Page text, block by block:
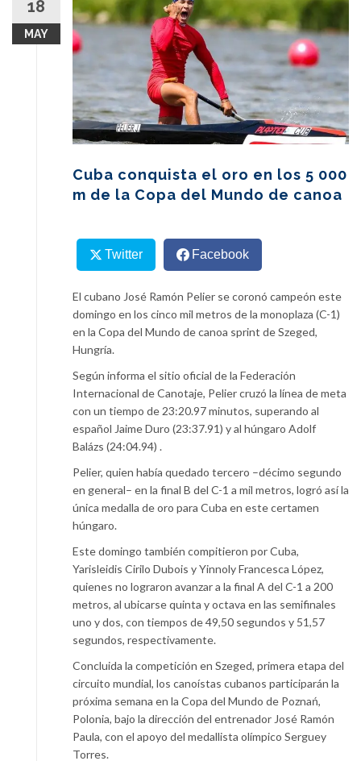
content
18
MAY
Cuba conquista el oro en los 5 000
m de la Copa del Mundo de canoa
Twitter Facebook
El cubano José Ramón Pelier se coronó campeón este
domingo en los cinco mil metros de la monoplaza (C-1)
en la Copa del Mundo de canoa sprint de Szeged,
Hungría.
Según informa el sitio oficial de la Federación
Internacional de Canotaje, Pelier cruzó la línea de meta
con un tiempo de 23:20.97 minutos, superando al
español Jaime Duro (23:37.91) y al húngaro Adolf
Balázs (24:04.94) .
Pelier, quien había quedado tercero –décimo segundo
en general– en la final B del C-1 a mil metros, logró así la
única medalla de oro para Cuba en este certamen
húngaro.
Este domingo también compitieron por Cuba,
Yarisleidis Cirilo Dubois y Yinnoly Francesca López,
quienes no lograron avanzar a la final A del C-1 a 200
metros, al ubicarse quinta y octava en las semifinales
uno y dos, con tiempos de 49,50 segundos y 51,57
segundos, respectivamente.
Concluida la competición en Szeged, primera etapa del
circuito mundial, los canoístas cubanos participarán la
próxima semana en la Copa del Mundo de Poznań,
Polonia, bajo la dirección del entrenador José Ramón
Paula, con el apoyo del medallista olímpico Serguey
Torres.